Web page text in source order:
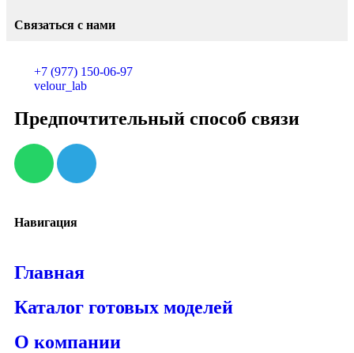
Связаться с нами
+7 (977) 150-06-97
velour_lab
Предпочтительный способ связи
Навигация
Главная
Каталог готовых моделей
О компании